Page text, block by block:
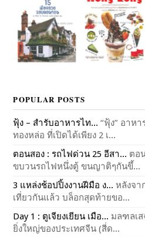
POPULAR POSTS
ฟุ้ง – สำรับอาหารไท... “ฟุ้ง” อาห
ทองหล่อ ที่เปิดได้เพียง 2 เ...
ตอนสอง : รถไฟด่วน 25 อีสา... ตอ
ขบวนรถไฟหนึ่งตู้ ขนญาติๆกันขึ้...
3 แหล่งช้อปปิ้งงานฝีมือ ง... หลังจา
เที่ยวกันแล้ว บล็อกสุดท้ายขอ...
Day 1 : ตูเจียงเยียน เมือ... มลฑลเ
ยิ่งใหญ่ของประเทศจีน (สี่ด...